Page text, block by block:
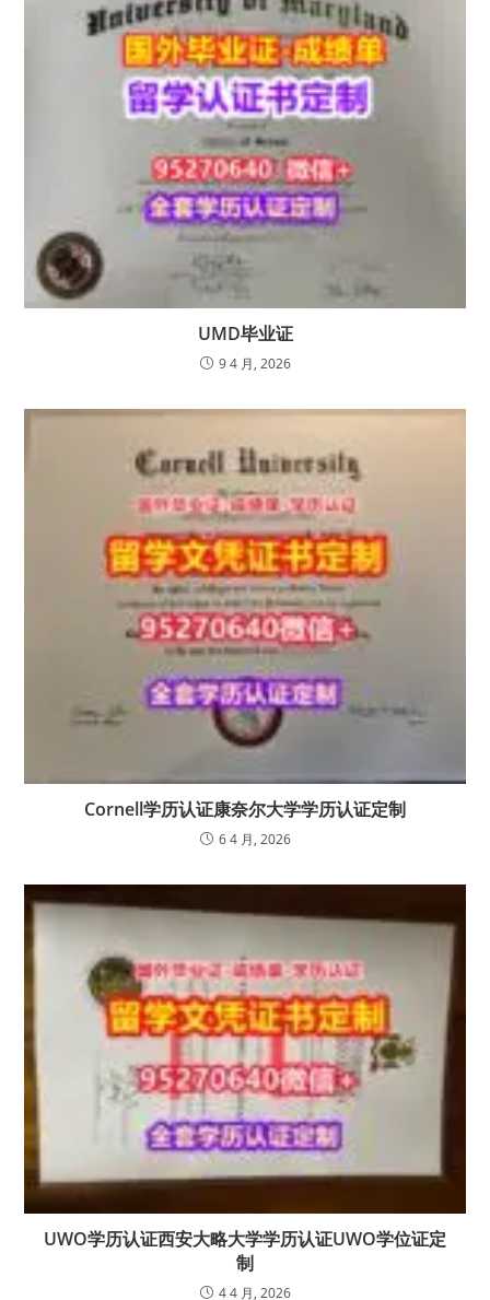
UMD毕业证
9 4 月, 2026
Cornell学历认证康奈尔大学学历认证定制
6 4 月, 2026
UWO学历认证西安大略大学学历认证UWO学位证定
制
4 4 月, 2026